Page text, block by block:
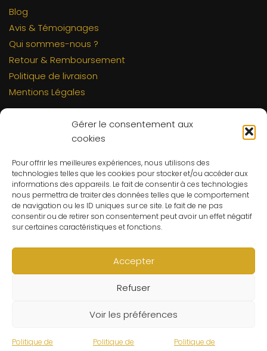
Gérer le consentement aux
cookies
Pour offrir les meilleures expériences, nous utilisons des
technologies telles que les cookies pour stocker et/ou accéder aux
informations des appareils. Le fait de consentir à ces technologies
nous permettra de traiter des données telles que le comportement
de navigation ou les ID uniques sur ce site. Le fait de ne pas
consentir ou de retirer son consentement peut avoir un effet négatif
sur certaines caractéristiques et fonctions.
Accepter
Refuser
Voir les préférences
Politique de Politique de Politique de
Blog
Avis & Témoignages
Qui sommes-nous ?
Retour & Remboursement
Politique de livraison
Mentions Légales
Contact
C.G.V
Suivre ma commande
CONTACT
Un problème ? Une question ? Le Refuge du Sorcier™ est
à votre disposition 7j/7 et 24h/24.
Notre règle d’or ? Un client 100% satisfait.
© Le Refuge du Sorcier™